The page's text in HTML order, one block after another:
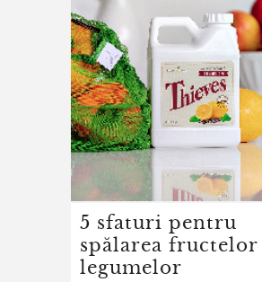
5 sfaturi pentru
spălarea fructelor
legumelor